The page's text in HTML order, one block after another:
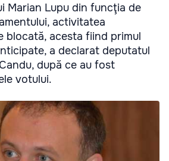
Marian Lupu din funcţia de
activitatea
blocată, acesta fiind primul
a declarat deputatul
după ce au fost
votului.